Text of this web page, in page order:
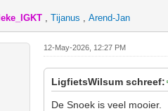
,Tijanus ,Arend-Jan
12-May-2026, 12:27 PM
LigfietsWilsum schreef:
De Snoek is veel mooier.